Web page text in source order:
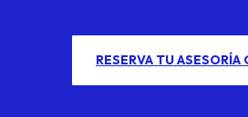
RESERVA TU ASESORÍA